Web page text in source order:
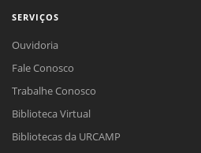
SERVIÇOS
Ouvidoria
Fale Conosco
Trabalhe Conosco
Biblioteca Virtual
Bibliotecas da URCAMP